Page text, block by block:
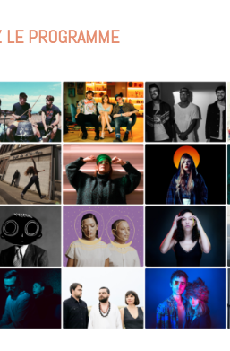
LE PROGRAMME
Cage The
dévoile «
18